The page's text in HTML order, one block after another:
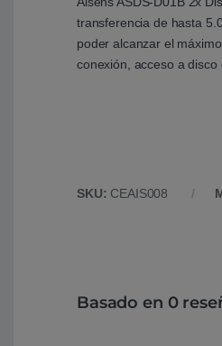
transferencia de hasta
poder alcanzar el
conexión, acceso a
SKU: CEAIS008
Basado en 0